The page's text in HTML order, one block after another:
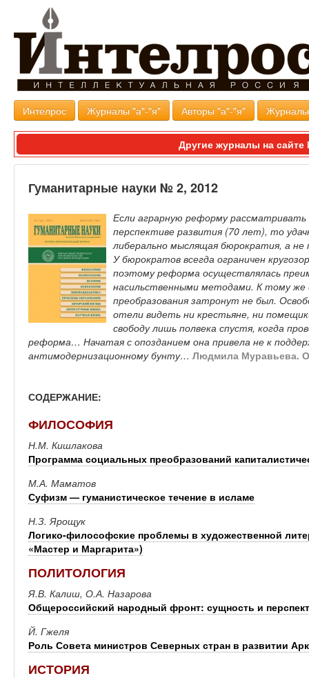
Интелрос Журналы "а"-"я" Авторы "а"-"я"
Другие журналы на
Гуманитарные науки № 2, 2012
Если аграрную реформу
перспективе развития (70 лет), то
либерально мыслящая бюрократия, а
У бюрократов всегда ограничен
поэтому реформа осуществлялась
насильственными методами. К тому же
преобразования затронут не был.
отели видеть ни крестьяне, ни
свободу лишь полвека спустя, когда
реформа… Начатая с опозданием она привела не к
антимодернизационному бунту… Людмила Муравьева.
СОДЕРЖАНИЕ:
ФИЛОСОФИЯ
Н.М. Кишлакова
Программа социальных преобразований
М.А. Маматов
Суфизм — гуманистическое течение в исламе
Н.З. Ярощук
Логико-философские проблемы в художественной
«Мастер и Маргарита»)
ПОЛИТОЛОГИЯ
Я.В. Калиш, О.А. Назарова
Общероссийский народный фронт: сущность и
Й. Гжеля
Роль Совета министров Северных стран в развитии
ИСТОРИЯ